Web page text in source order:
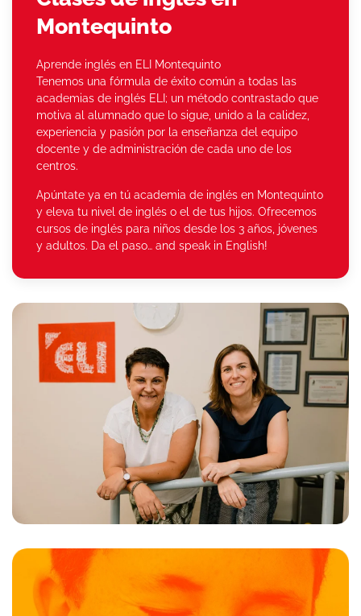
Montequinto
Aprende inglés en ELI Montequinto
Tenemos una fórmula de éxito común a todas las
academias de inglés ELI; un método contrastado que
motiva al alumnado que lo sigue, unido a la calidez,
experiencia y pasión por la enseñanza del equipo
docente y de administración de cada uno de los
centros.
Apúntate ya en tú academia de inglés en Montequinto
y eleva tu nivel de inglés o el de tus hijos. Ofrecemos
cursos de inglés para niños desde los 3 años, jóvenes
y adultos. Da el paso… and speak in English!